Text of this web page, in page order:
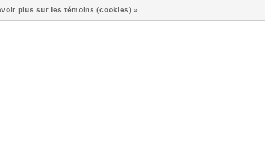
plus sur les témoins (cookies) »